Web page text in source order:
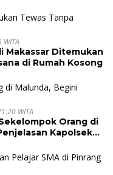
Makassar Ditemukan
di Rumah Kosong
WITA
Orang di
Kapolsek